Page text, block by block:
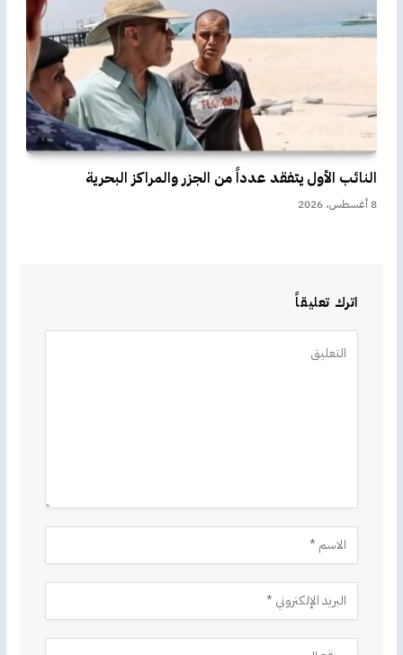
النائب الأول يتفقد عدداً من الجزر والمراكز البحرية
8 أغسطس، 2026
اترك تعليقاً